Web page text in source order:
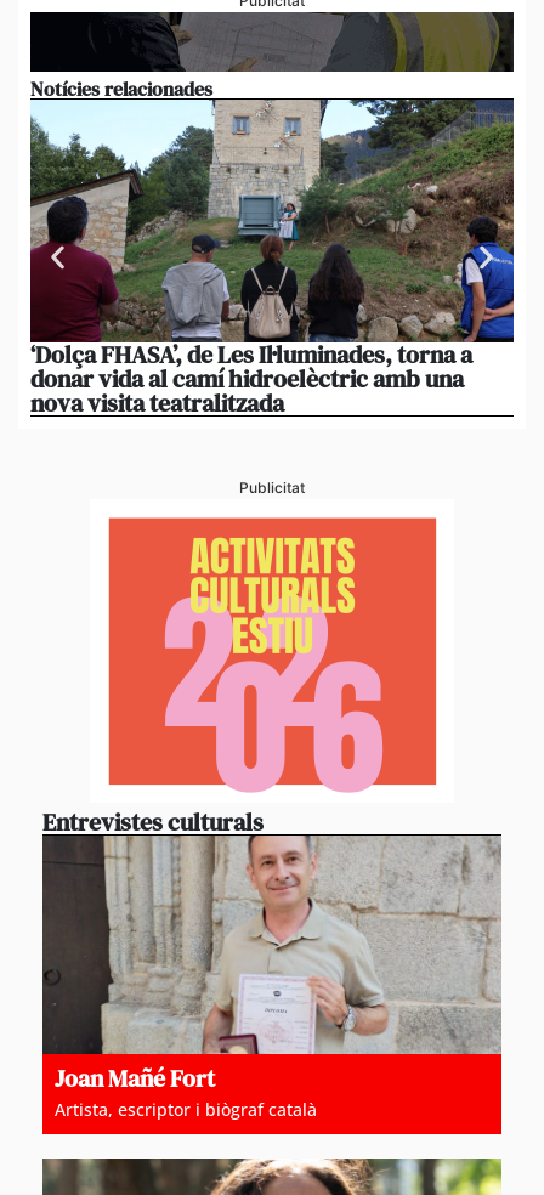
Notícies relacionades
‘Dolça FHASA’, de Les Il·luminades, torna a
donar vida al camí hidroelèctric amb una
nova visita teatralitzada
Publicitat
Entrevistes culturals
Joan Mañé Fort
Artista, escriptor i biògraf català